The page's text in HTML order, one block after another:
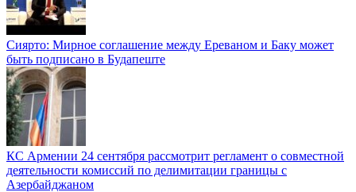
Сиярто: Мирное соглашение между Ереваном и Баку может
быть подписано в Будапеште
КС Армении 24 сентября рассмотрит регламент о совместной
деятельности комиссий по делимитации границы с
Азербайджаном